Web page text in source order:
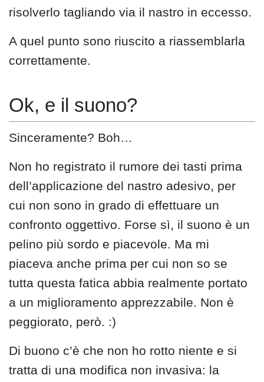
risolverlo tagliando via il nastro in eccesso.
A quel punto sono riuscito a riassemblarla
correttamente.
Ok, e il suono?
Sinceramente? Boh…
Non ho registrato il rumore dei tasti prima
dell’applicazione del nastro adesivo, per
cui non sono in grado di effettuare un
confronto oggettivo. Forse sì, il suono è un
pelino più sordo e piacevole. Ma mi
piaceva anche prima per cui non so se
tutta questa fatica abbia realmente portato
a un miglioramento apprezzabile. Non è
peggiorato, però. :)
Di buono c’è che non ho rotto niente e si
tratta di una modifica non invasiva: la